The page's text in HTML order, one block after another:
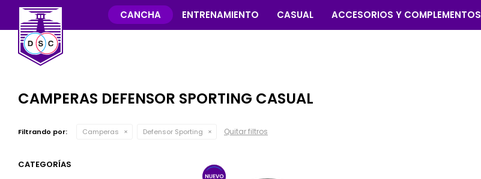
CANCHA ENTRENAMIENTO CASUAL ACCESORIOS Y COMPLEMENTOS
CAMPERAS DEFENSOR SPORTING CASUAL
Filtrando por: Camperas Defensor Sporting Quitar filtros
CATEGORÍAS